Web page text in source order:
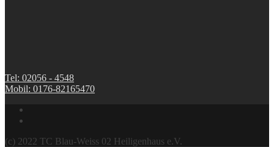
Tel: 02056 - 4548
Mobil: 0176-82165470
(c) 2022 TC Blau-Weiss 02 Heiligenhaus e.V.